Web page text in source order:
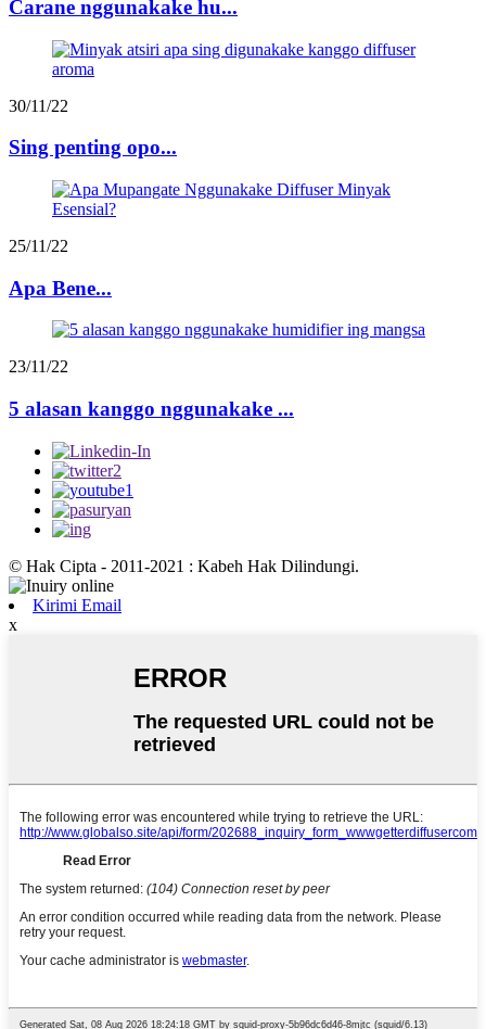
Carane nggunakake hu...
30/11/22
Sing penting opo...
25/11/22
Apa Bene...
23/11/22
5 alasan kanggo nggunakake ...
© Hak Cipta - 2011-2021 : Kabeh Hak Dilindungi.
Kirimi Email
x